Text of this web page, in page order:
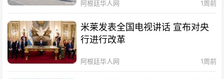
阿根廷华人网 1周前
米莱发表全国电视讲话 宣布对央
行进行改革
阿根廷华人网 1周前